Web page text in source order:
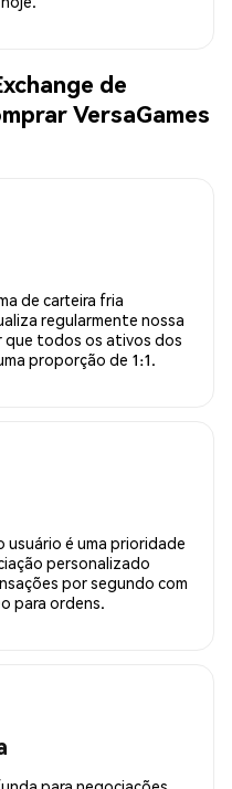
de
VersaGames
de carteira fria
regularmente nossa
que todos os ativos dos
proporção de 1:1.
usuário é uma prioridade
personalizado
por segundo com
para ordens.